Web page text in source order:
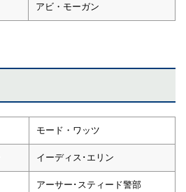
アビ・モーガン
モード・ワッツ
イーディス･エリン
アーサー･スティード警部